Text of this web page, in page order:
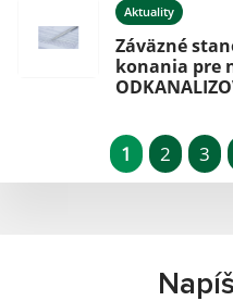
Aktuality
Záväzné
konania pre
1 2 3